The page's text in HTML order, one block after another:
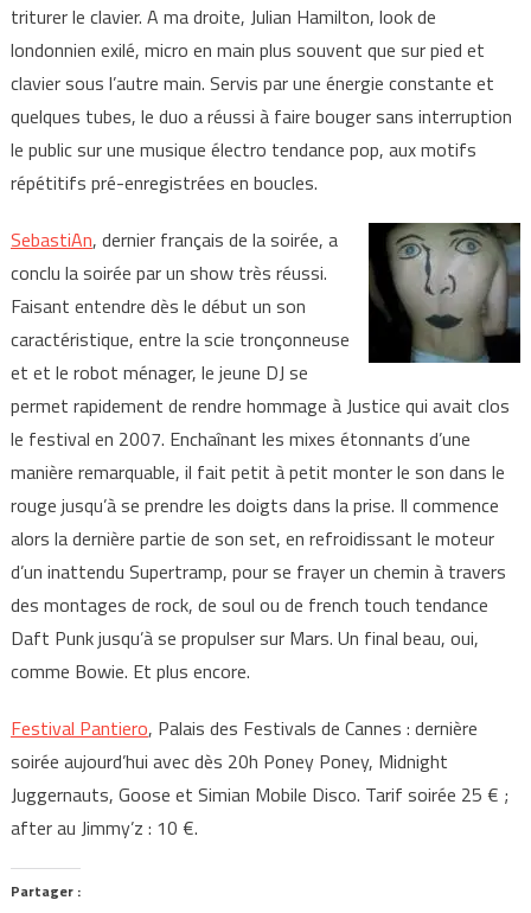
triturer le clavier. A ma droite, Julian Hamilton, look de
londonnien exilé, micro en main plus souvent que sur pied et
clavier sous l’autre main. Servis par une énergie constante et
quelques tubes, le duo a réussi à faire bouger sans interruption
le public sur une musique électro tendance pop, aux motifs
répétitifs pré-enregistrées en boucles.
SebastiAn, dernier français de la soirée, a
conclu la soirée par un show très réussi.
Faisant entendre dès le début un son
caractéristique, entre la scie tronçonneuse
et et le robot ménager, le jeune DJ se
permet rapidement de rendre hommage à Justice qui avait clos
le festival en 2007. Enchaînant les mixes étonnants d’une
manière remarquable, il fait petit à petit monter le son dans le
rouge jusqu’à se prendre les doigts dans la prise. Il commence
alors la dernière partie de son set, en refroidissant le moteur
d’un inattendu Supertramp, pour se frayer un chemin à travers
des montages de rock, de soul ou de french touch tendance
Daft Punk jusqu’à se propulser sur Mars. Un final beau, oui,
comme Bowie. Et plus encore.
Festival Pantiero, Palais des Festivals de Cannes : dernière
soirée aujourd’hui avec dès 20h Poney Poney, Midnight
Juggernauts, Goose et Simian Mobile Disco. Tarif soirée 25 € ;
after au Jimmy’z : 10 €.
Partager :